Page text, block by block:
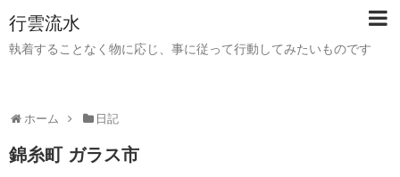
行雲流水
執着することなく物に応じ、事に従って行動してみたいものです
ホーム 日記
錦糸町 ガラス市